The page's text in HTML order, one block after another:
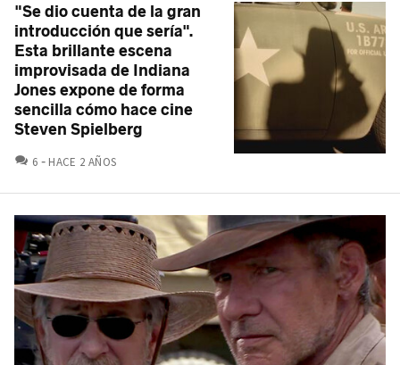
"Se dio cuenta de la gran
introducción que sería".
Esta brillante escena
improvisada de Indiana
Jones expone de forma
sencilla cómo hace cine
Steven Spielberg
6 COMENTARIOS
HACE 2 AÑOS